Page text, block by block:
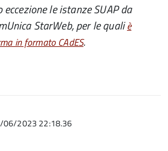
eccezione le istanze SUAP da
StarWeb, per le qualiè
in formato CAdES.
06/2023 22:18.36